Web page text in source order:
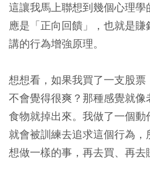
這讓我馬上聯想到幾個心理
應是「正向回饋」，也就是
講的行為增強原理。
想想看，如果我買了一支股
不會覺得很爽？那種感覺就
食物就掉出來。我做了一個
就會被訓練去追求這個行為
想做一樣的事，再去買、再去